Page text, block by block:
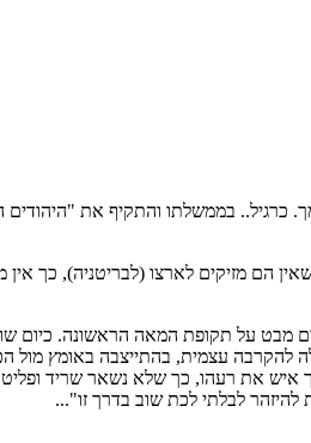
בממשלתו והתקיף את "היהודים
הם מזיקים לארצו (לבריטניה), כך
מבט על תקופת המאה הראשונה. כיום
להקרבה עצמית, בהתייצבה באומץ
איש את רעהו, כך שלא נשאר שריד
לבלתי לכת שוב בדרך זו"...